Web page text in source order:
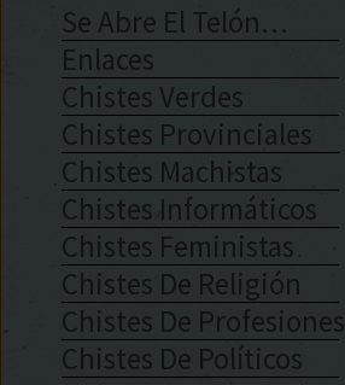
Se Abre El Telón…
Enlaces
Chistes Verdes
Chistes Provinciales
Chistes Machistas
Chistes Informáticos
Chistes Feministas
Chistes De Religión
Chistes De Profesiones
Chistes De Políticos